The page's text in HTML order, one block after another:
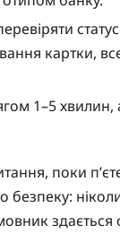
картки,
1–5 хвилин,
поки
безпеку:
здається